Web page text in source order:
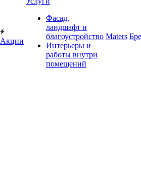
Акции
Фасад,
ландшафт и
благоустройство
Интерьеры и
работы внутри
помещений
Maters